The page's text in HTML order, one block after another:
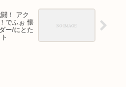
！ アク
でふぉ 懐
ー/にとた